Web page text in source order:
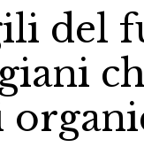
del